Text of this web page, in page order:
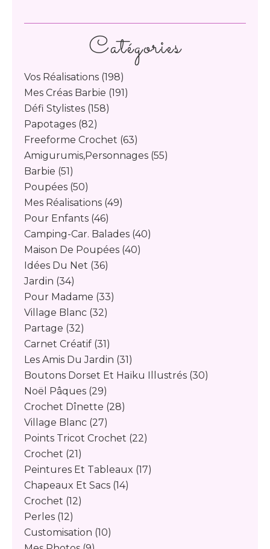
Catégories
Vos Réalisations (198)
Mes Créas Barbie (191)
Défi Stylistes (158)
Papotages (82)
Freeforme Crochet (63)
Amigurumis,personnages (55)
Barbie (51)
Poupées (50)
Mes Réalisations (49)
Pour Enfants (46)
Camping-Car. Balades (40)
Maison De Poupées (40)
Idées Du Net (36)
Jardin (34)
Pour Madame (33)
Village Blanc (32)
Partage (32)
Carnet Créatif (31)
Les Amis Du Jardin (31)
Boutons Dorset Et Haïku Illustrés (30)
Noël Pâques (29)
Crochet Dînette (28)
Village Blanc (27)
Points Tricot Crochet (22)
Crochet (21)
Peintures Et Tableaux (17)
Chapeaux Et Sacs (14)
Crochet (12)
Perles (12)
Customisation (10)